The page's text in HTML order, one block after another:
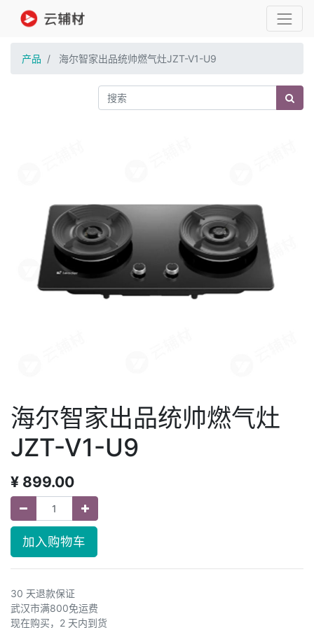
产品 海尔智家出品统帅燃气灶JZT-V1-U9
海尔智家出品统帅燃气灶
JZT-V1-U9
¥ 899.00
加入购物车
30 天退款保证
武汉市满800免运费
现在购买，2 天内到货